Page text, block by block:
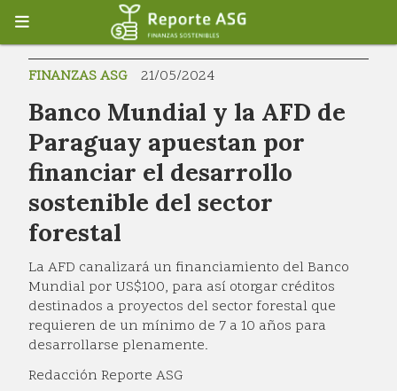
Banco Mundial y la AFD de
Paraguay apuestan por
financiar el desarrollo
sostenible del sector
forestal
La AFD canalizará un financiamiento del Banco
Mundial por US$100, para así otorgar créditos
destinados a proyectos del sector forestal que
requieren de un mínimo de 7 a 10 años para
desarrollarse plenamente.
FINANZAS ASG 21/05/2024
Redacción Reporte ASG